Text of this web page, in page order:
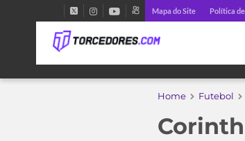
Mapa do Site Política
Home Futebol